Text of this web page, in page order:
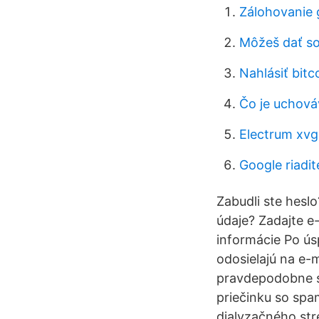
Zálohovanie
Môžeš dať
Nahlásiť
Čo je
Electrum
Google
Zabudli ste
údaje? Zadajte
informácie Po
odosielajú na e-
pravdepodobne
priečinku so